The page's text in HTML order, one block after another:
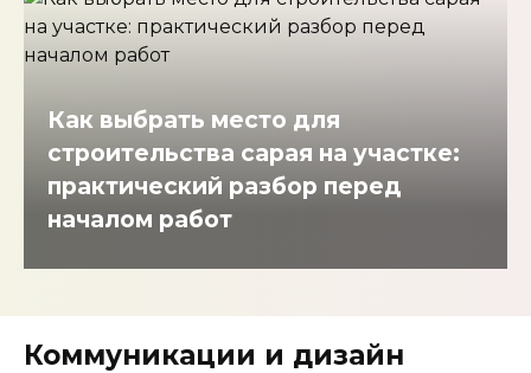
Как выбрать место для
строительства сарая на участке:
практический разбор перед
началом работ
Коммуникации и дизайн